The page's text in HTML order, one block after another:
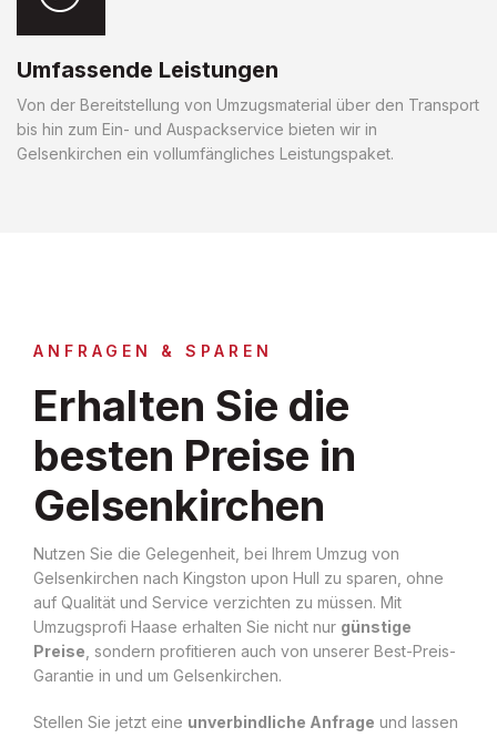
Umfassende Leistungen
Von der Bereitstellung von Umzugsmaterial über den Transport
bis hin zum Ein- und Auspackservice bieten wir in
Gelsenkirchen ein vollumfängliches Leistungspaket.
ANFRAGEN & SPAREN
Erhalten Sie die
besten Preise in
Gelsenkirchen
Nutzen Sie die Gelegenheit, bei Ihrem Umzug von
Gelsenkirchen nach Kingston upon Hull zu sparen, ohne
auf Qualität und Service verzichten zu müssen. Mit
Umzugsprofi Haase erhalten Sie nicht nur günstige
Preise , sondern profitieren auch von unserer Best-Preis-
Garantie in und um Gelsenkirchen.
Stellen Sie jetzt eine unverbindliche Anfrage und lassen